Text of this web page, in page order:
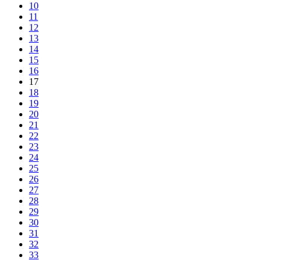
10
11
12
13
14
15
16
17
18
19
20
21
22
23
24
25
26
27
28
29
30
31
32
33